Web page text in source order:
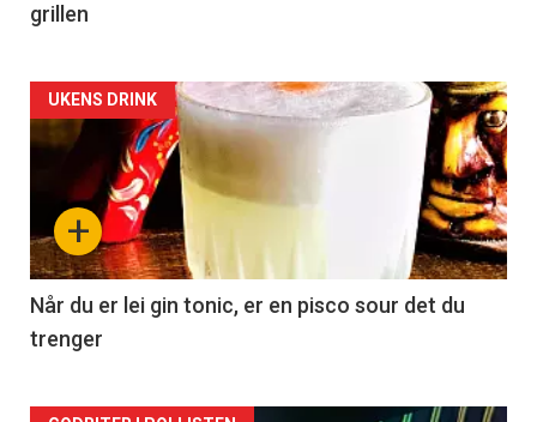
grillen
Forsiden
akkurat
nå
-
2
+
UKENS DRINK
Når du er lei gin tonic, er en pisco sour det du
trenger